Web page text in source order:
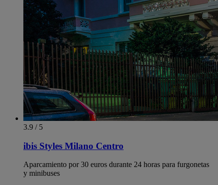
3.9 / 5
ibis Styles Milano Centro
Aparcamiento por 30 euros durante 24 horas para furgonetas
y minibuses